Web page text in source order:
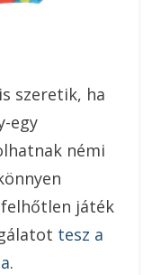
szeretik, ha
egy
némi
játék
tesz a
.